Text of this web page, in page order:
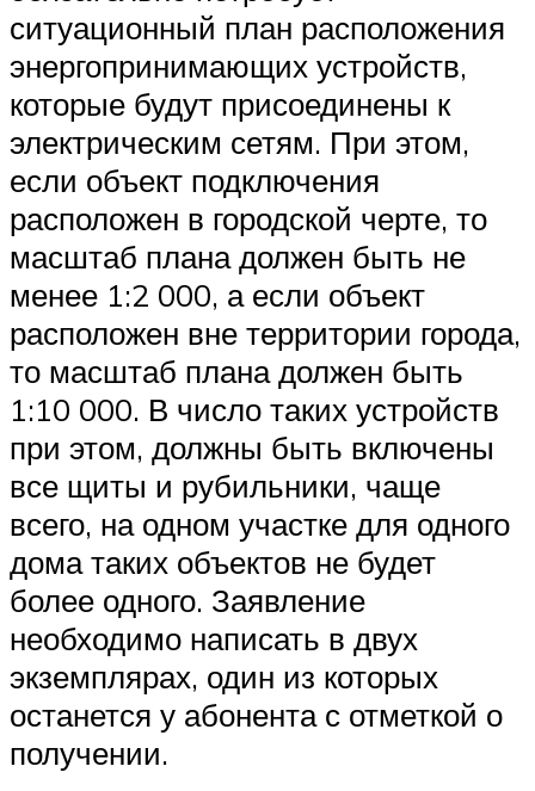
ситуационный план расположения
энергопринимающих устройств,
которые будут присоединены к
электрическим сетям. При этом,
если объект подключения
расположен в городской черте, то
масштаб плана должен быть не
менее 1:2 000, а если объект
расположен вне территории города,
то масштаб плана должен быть
1:10 000. В число таких устройств
при этом, должны быть включены
все щиты и рубильники, чаще
всего, на одном участке для одного
дома таких объектов не будет
более одного. Заявление
необходимо написать в двух
экземплярах, один из которых
останется у абонента с отметкой о
получении.